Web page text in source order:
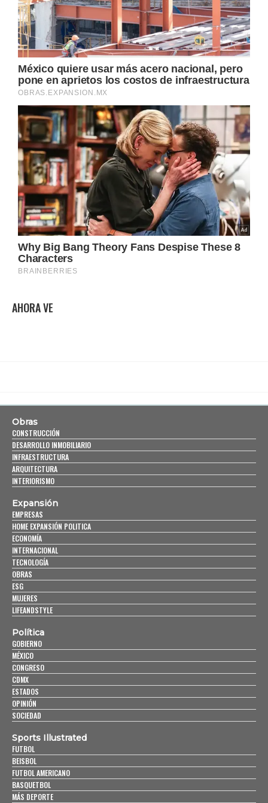
AHORA VE
Obras
CONSTRUCCIÓN
DESARROLLO INMOBILIARIO
INFRAESTRUCTURA
ARQUITECTURA
INTERIORISMO
Expansión
EMPRESAS
HOME EXPANSIÓN POLITICA
ECONOMÍA
INTERNACIONAL
TECNOLOGÍA
OBRAS
ESG
MUJERES
LIFEANDSTYLE
Política
GOBIERNO
MÉXICO
CONGRESO
CDMX
ESTADOS
OPINIÓN
SOCIEDAD
Sports Illustrated
FUTBOL
BEISBOL
FUTBOL AMERICANO
BASQUETBOL
MÁS DEPORTE